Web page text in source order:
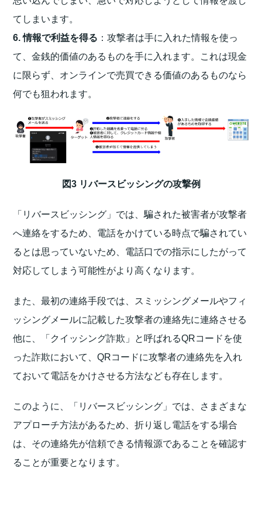
てしまいます。
6. 情報で利益を得る ：攻撃者は手に入れた情報を使っ
て、金銭的価値のあるものを手に入れます。これは現金
に限らず、オンラインで売買できる価値のあるものなら
何でも狙われます。
図3 リバースビッシングの攻撃例
「リバースビッシング」では、騙された被害者が攻撃者
へ連絡をするため、電話をかけている時点で騙されてい
るとは思っていないため、電話口での指示にしたがって
対応してしまう可能性がより高くなります。
また、最初の連絡手段では、スミッシングメールやフィ
ッシングメールに記載した攻撃者の連絡先に連絡させる
他に、「クイッシング詐欺」と呼ばれるQRコードを使
った詐欺において、QRコードに攻撃者の連絡先を入れ
ておいて電話をかけさせる方法なども存在します。
このように、「リバースビッシング」では、さまざまな
アプローチ方法があるため、折り返し電話をする場合
は、その連絡先が信頼できる情報源であることを確認す
ることが重要となります。